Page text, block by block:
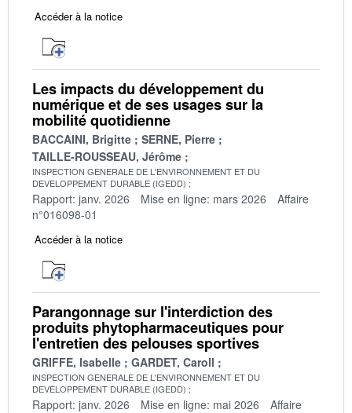
Accéder à la notice
Les impacts du développement du
numérique et de ses usages sur la
mobilité quotidienne
BACCAINI, Brigitte
SERNE, Pierre
TAILLE-ROUSSEAU, Jérôme
INSPECTION GENERALE DE L'ENVIRONNEMENT ET DU
DEVELOPPEMENT DURABLE (IGEDD)
Rapport: janv. 2026 Mise en ligne: mars 2026
Affaire
n°016098-01
Accéder à la notice
Parangonnage sur l'interdiction des
produits phytopharmaceutiques pour
l'entretien des pelouses sportives
GRIFFE, Isabelle GARDET, Caroll
INSPECTION GENERALE DE L'ENVIRONNEMENT ET DU
DEVELOPPEMENT DURABLE (IGEDD)
Rapport: janv. 2026 Mise en ligne: mai 2026
Affaire